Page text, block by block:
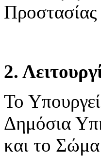
2.
Το
Δημόσια
και το